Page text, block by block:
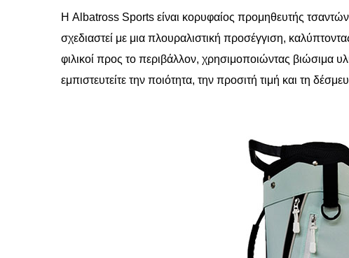
Η Albatross Sports είναι κορυφαίος προμηθευτής
σχεδιαστεί με μια πλουραλιστική προσέγγιση,
φιλικοί προς το περιβάλλον, χρησιμοποιώντας βιώσιμα
εμπιστευτείτε την ποιότητα, την προσιτή τιμή και τη